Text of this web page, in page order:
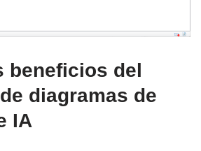
beneficios del
diagramas de
IA